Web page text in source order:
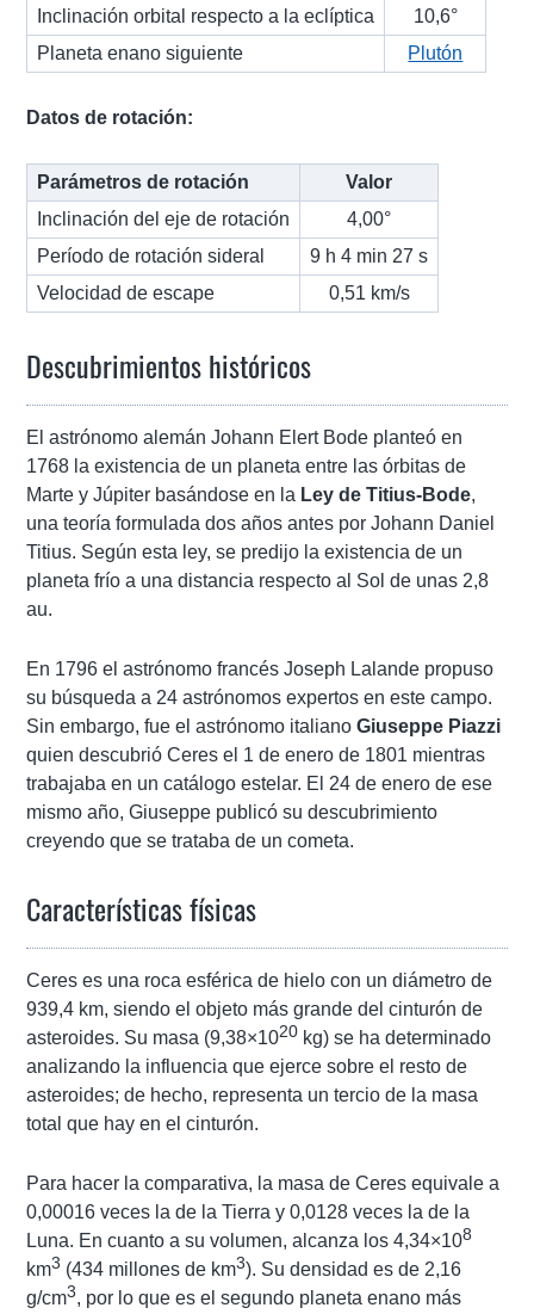
Inclinación orbital respecto a la eclíptica
10,6°
Planeta enano siguiente
Plutón
Datos de rotación:
Parámetros de rotación
Valor
Inclinación del eje de rotación
4,00°
Período de rotación sideral
9 h 4 min 27 s
Velocidad de escape
0,51 km/s
Descubrimientos históricos
El astrónomo alemán Johann Elert Bode planteó en
1768 la existencia de un planeta entre las órbitas de
Marte y Júpiter basándose en la Ley de Titius-Bode,
una teoría formulada dos años antes por Johann Daniel
Titius. Según esta ley, se predijo la existencia de un
planeta frío a una distancia respecto al Sol de unas 2,8
au.
En 1796 el astrónomo francés Joseph Lalande propuso
su búsqueda a 24 astrónomos expertos en este campo.
Sin embargo, fue el astrónomo italianoGiuseppe Piazzi
quien descubrió Ceres el 1 de enero de 1801 mientras
trabajaba en un catálogo estelar. El 24 de enero de ese
mismo año, Giuseppe publicó su descubrimiento
creyendo que se trataba de un cometa.
Características físicas
Ceres es una roca esférica de hielo con un diámetro de
939,4 km, siendo el objeto más grande del cinturón de
asteroides. Su masa (9,38×1020 kg) se ha determinado
analizando la influencia que ejerce sobre el resto de
asteroides; de hecho, representa un tercio de la masa
total que hay en el cinturón.
Para hacer la comparativa, la masa de Ceres equivale a
0,00016 veces la de la Tierra y 0,0128 veces la de la
Luna. En cuanto a su volumen, alcanza los 4,34×108
km3 (434 millones de km3). Su densidad es de 2,16
g/cm3, por lo que es el segundo planeta enano más